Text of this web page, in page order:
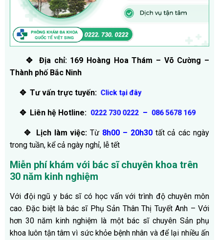
✥ Địa chỉ: 169 Hoàng Hoa Thám – Võ Cường –
Thành phố Bắc Ninh
✥ Tư vấn trực tuyến: Click tại đây
✥ Liên hệ Hotline: 0222 730 0222 – 086 5678 169
✥ Lịch làm việc: Từ 8h00 – 20h30tất cả các ngày
trong tuần, kể cả ngày nghỉ, lễ tết
Miễn phí khám với bác sĩ chuyên khoa trên
30 năm kinh nghiệm
Với đội ngũ y bác sĩ có học vấn với trình độ chuyên môn
cao. Đặc biệt là bác sĩ Phụ Sản Thân Thị Tuyết Anh – Với
hơn 30 năm kinh nghiệm là một bác sĩ chuyên Sản phụ
khoa luôn tận tâm vì sức khỏe bệnh nhân và để lại nhiều ấn